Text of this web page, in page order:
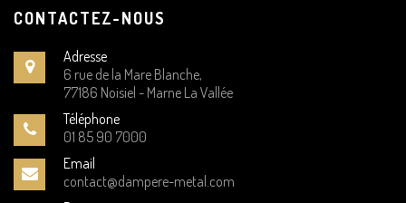
CONTACTEZ-NOUS
Adresse
6 rue de la Mare Blanche,
77186 Noisiel - Marne La Vallée
Téléphone
01 85 90 7000
Email
contact@dampere-metal.com